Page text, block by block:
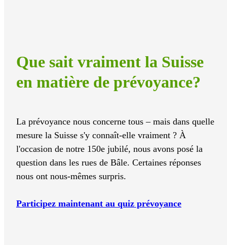
Que sait vraiment la Suisse
en matière de prévoyance?
La prévoyance nous concerne tous – mais dans quelle
mesure la Suisse s'y connaît-elle vraiment ? À
l'occasion de notre 150e jubilé, nous avons posé la
question dans les rues de Bâle. Certaines réponses
nous ont nous-mêmes surpris.
Participez maintenant au quiz prévoyance